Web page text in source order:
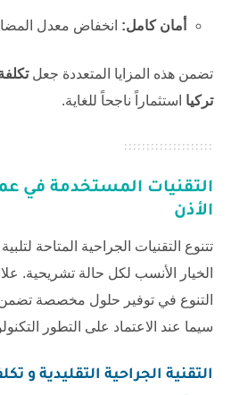
أمان كامل: انخفاض معدل
تضمن هذه المزايا المتعددة جعل
تركيا استثماراً ناجحاً للغاية.
التقنيات المستخدمة في
الأذن
تتنوع التقنيات الجراحية المتاحة
الخيار الأنسب لكل حالة تشريحية.
التنوع في توفير حلول مخصصة
سيما عند الاعتماد على التطور
التقنية الجراحية التقليدية و